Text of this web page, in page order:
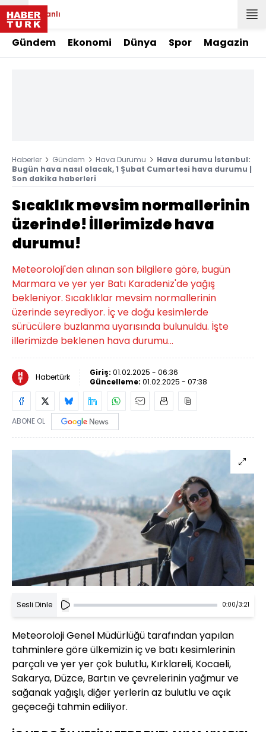
Canlı
Gündem Ekonomi Dünya Spor Magazin
Haberler Gündem Hava Durumu
Hava durumu İstanbul:
Bugün hava nasıl olacak, 1 Şubat Cumartesi hava durumu |
Son dakika haberleri
Sıcaklık mevsim normallerinin
üzerinde! İllerimizde hava
durumu!
Meteoroloji'den alınan son bilgilere göre, bugün
Marmara ve yer yer Batı Karadeniz'de yağış
bekleniyor. Sıcaklıklar mevsim normallerinin
üzerinde seyrediyor. İç ve doğu kesimlerde
sürücülere buzlanma uyarısında bulunuldu. İşte
illerimizde beklenen hava durumu...
Habertürk Giriş: 01.02.2025 - 06:36
Güncelleme: 01.02.2025 - 07:38
ABONE OL
Sesli Dinle 0:00/3:21
Meteoroloji Genel Müdürlüğü tarafından yapılan
tahminlere göre ülkemizin iç ve batı kesimlerinin
parçalı ve yer yer çok bulutlu, Kırklareli, Kocaeli,
Sakarya, Düzce, Bartın ve çevrelerinin yağmur ve
sağanak yağışlı, diğer yerlerin az bulutlu ve açık
geçeceği tahmin ediliyor.